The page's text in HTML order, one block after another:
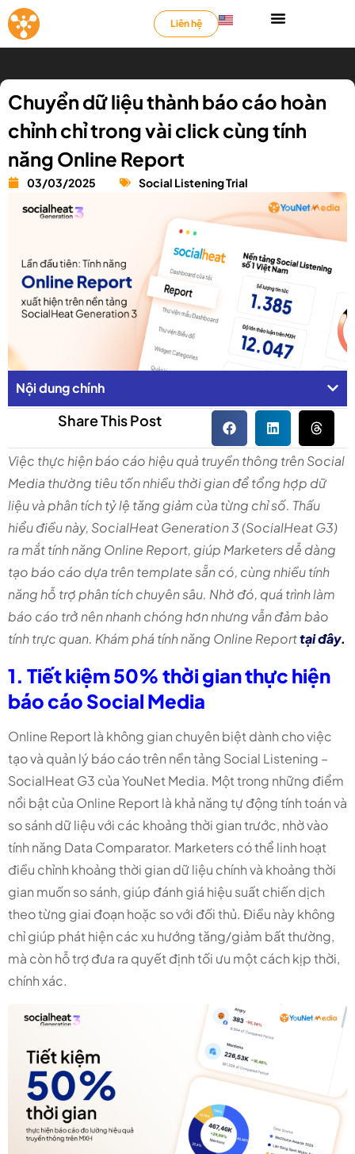
Liên hệ
Chuyển dữ liệu thành báo cáo hoàn
chỉnh chỉ trong vài click cùng tính
năng Online Report
03/03/2025 Social Listening Trial
Nội dung chính
Share This Post
Việc thực hiện báo cáo hiệu quả truyền thông trên Social
Media thường tiêu tốn nhiều thời gian để tổng hợp dữ
liệu và phân tích tỷ lệ tăng giảm của từng chỉ số. Thấu
hiểu điều này, SocialHeat Generation 3 (SocialHeat G3)
ra mắt tính năng Online Report, giúp Marketers dễ dàng
tạo báo cáo dựa trên template sẵn có, cùng nhiều tính
năng hỗ trợ phân tích chuyên sâu. Nhờ đó, quá trình làm
báo cáo trở nên nhanh chóng hơn nhưng vẫn đảm bảo
tính trực quan. Khám phá tính năng Online Reporttại đây.
1. Tiết kiệm 50% thời gian thực hiện
báo cáo Social Media
Online Report là không gian chuyên biệt dành cho việc
tạo và quản lý báo cáo trên nền tảng Social Listening –
SocialHeat G3 của YouNet Media. Một trong những điểm
nổi bật của Online Report là khả năng tự động tính toán và
so sánh dữ liệu với các khoảng thời gian trước, nhờ vào
tính năng Data Comparator. Marketers có thể linh hoạt
điều chỉnh khoảng thời gian dữ liệu chính và khoảng thời
gian muốn so sánh, giúp đánh giá hiệu suất chiến dịch
theo từng giai đoạn hoặc so với đối thủ. Điều này không
chỉ giúp phát hiện các xu hướng tăng/giảm bất thường,
mà còn hỗ trợ đưa ra quyết định tối ưu một cách kịp thời,
chính xác.